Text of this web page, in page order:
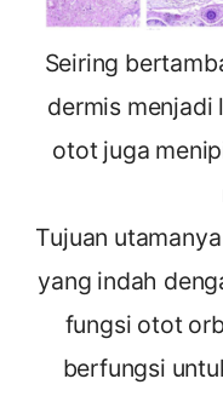
Seiring
dermis menjadi
otot juga
Tujuan
yang indah
fungsi otot
berfungsi